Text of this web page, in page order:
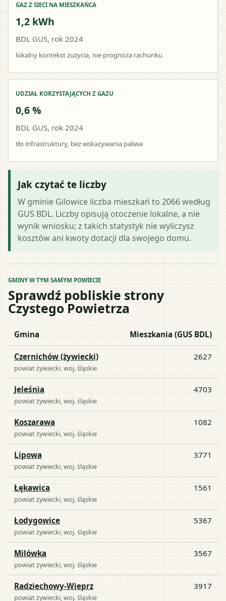
GAZ Z SIECI NA MIESZKAŃCA
1,2 kWh
BDL GUS, rok 2024
lokalny kontekst zużycia, nie prognoza rachunku
UDZIAŁ KORZYSTAJĄCYCH Z GAZU
0,6 %
BDL GUS, rok 2024
tło infrastruktury, bez wskazywania paliwa
Jak czytać te liczby
W gminie Gilowice liczba mieszkań to 2066 według
GUS BDL. Liczby opisują otoczenie lokalne, a nie
wynik wniosku; z takich statystyk nie wyliczysz
kosztów ani kwoty dotacji dla swojego domu.
GMINY W TYM SAMYM POWIECIE
Sprawdź pobliskie strony
Czystego Powietrza
Gmina Mieszkania (GUS BDL)
Czernichów (żywiecki)
powiatżywiecki , woj.śląskie
2627
Jeleśnia
powiatżywiecki , woj.śląskie
4703
Koszarawa
powiatżywiecki , woj.śląskie
1082
Lipowa
powiatżywiecki , woj.śląskie
3771
Łękawica
powiatżywiecki , woj.śląskie
1561
Łodygowice
powiatżywiecki , woj.śląskie
5367
Milówka
powiatżywiecki , woj.śląskie
3567
Radziechowy-Wieprz
powiatżywiecki , woj.śląskie
3917